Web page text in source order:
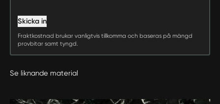
Skicka in
Fraktkostnad brukar vanligtvis tillkomma och baseras på mängd
provbitar samt tyngd.
Se liknande material